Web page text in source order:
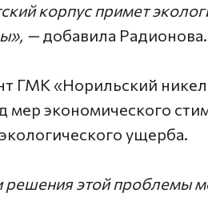
корпус примет
— добавила Радионова.
ГМК «Норильский
мер экономического
ущерба.
решения этой проблемы